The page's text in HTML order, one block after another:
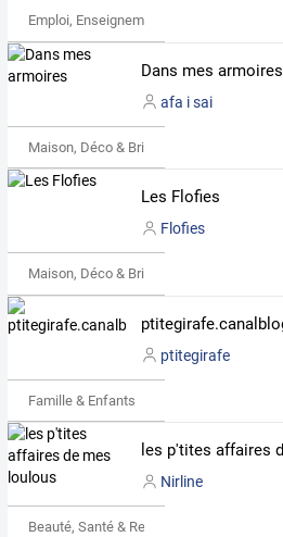
Emploi, Enseignement & Etudes
Dans mes armoires
afa i sai
Maison, Déco & Bricolage
Les Flofies
Flofies
Maison, Déco & Bricolage
ptitegirafe
Famille & Enfants
Nirline
Beauté, Santé & Remise en forme